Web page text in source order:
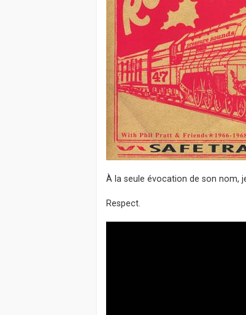
À la seule évocation de son nom,
Respect.